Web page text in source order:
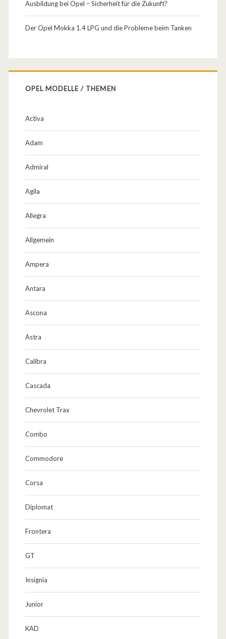
ä
h
r
k
r
u
Ausbildung bei Opel – Sicherheit für die Zukunft?
Der Opel Mokka 1.4 LPG und die Probleme beim Tanken
OPEL MODELLE / THEMEN
Activa
Adam
Admiral
Agila
Allegra
Allgemein
Ampera
Antara
Ascona
Astra
Calibra
Cascada
Chevrolet Trax
Combo
Commodore
Corsa
Diplomat
Frontera
GT
Insignia
Junior
KAD